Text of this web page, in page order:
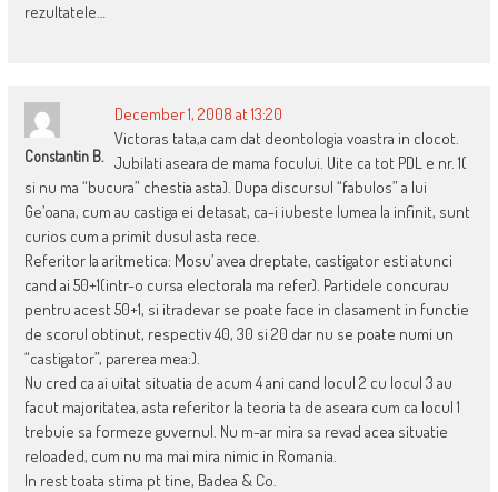
rezultatele…
Constantin B.
December 1, 2008 at 13:20
Victoras tata,a cam dat deontologia voastra in clocot.
Jubilati aseara de mama focului. Uite ca tot PDL e nr. 1(
si nu ma “bucura” chestia asta). Dupa discursul “fabulos” a lui
Ge’oana, cum au castiga ei detasat, ca-i iubeste lumea la infinit, sunt
curios cum a primit dusul asta rece.
Referitor la aritmetica: Mosu’ avea dreptate, castigator esti atunci
cand ai 50+1(intr-o cursa electorala ma refer). Partidele concurau
pentru acest 50+1, si itradevar se poate face in clasament in functie
de scorul obtinut, respectiv 40, 30 si 20 dar nu se poate numi un
“castigator”, parerea mea:).
Nu cred ca ai uitat situatia de acum 4 ani cand locul 2 cu locul 3 au
facut majoritatea, asta referitor la teoria ta de aseara cum ca locul 1
trebuie sa formeze guvernul. Nu m-ar mira sa revad acea situatie
reloaded, cum nu ma mai mira nimic in Romania.
In rest toata stima pt tine, Badea & Co.